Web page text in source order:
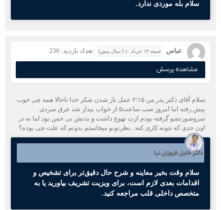
سلام بله موردی ندارد.
عباس جمعه ۱۴ خرداد ۰( 5 سال پیش) تعداد بازدید: 236
مشاهده پرسش
سلام آقای دکتر پدر من ۲/۱۵ عمل باز شدن شکر خدا تاحالا همه چی خوب
پیش رفته اما امروز صب ساعت۵ از خواب بیدار شد عرق سردی
سروصورتشو گرفته بودم ازت تهوع داشت و بدنش بی حس بود اما نه در
اون حدی که نتونه کاری کنه...نظرتونو میخاستم بدونم که علت چی بوده؟
دکتر خلیل فروزان نیا
سلام وقت بخیر معاینه و شرح حال دقیق‌تر برای تشخیص و
اقدامات بعدی لازم است، برای ویزیت تشریف بیاورید یا به
متخصص داخلی قلب مراجعه کنید.